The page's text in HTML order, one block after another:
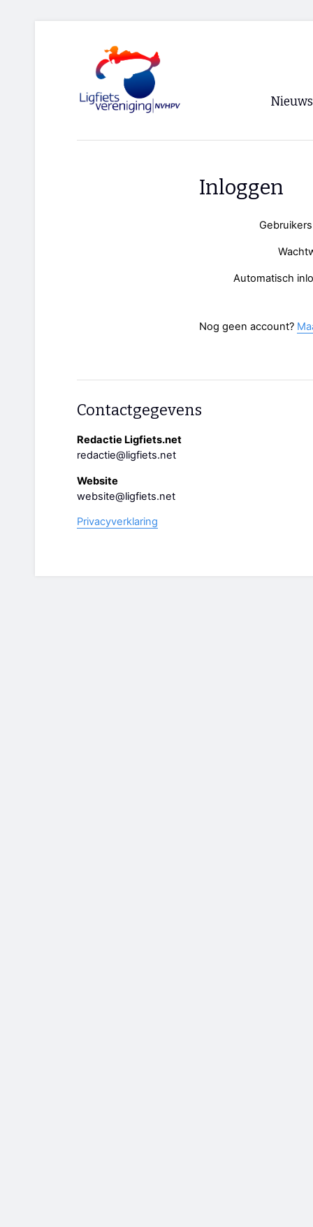
Nieuws
Inloggen
Automatisch
Nog geen account?
Contactgegevens
Redactie Ligfiets.net
redactie@ligfiets.net
Website
website@ligfiets.net
Privacyverklaring